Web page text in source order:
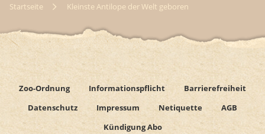
Startseite Kleinste Antilope der Welt geboren
Zoo-Ordnung Informationspflicht
Barrierefreiheit
Datenschutz
Impressum Netiquette
AGB
Kündigung Abo